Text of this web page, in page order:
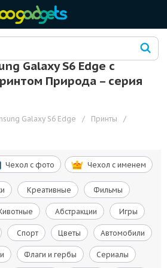
Galaxy S6 Edge с
Природа – cерия
Galaxy S6 Edge / Принты
/
Чехол c фото Чехол c именем
Креативные Фильмы
Абстракции Игры
Спорт Цветы Автомобили
Флаги и гербы Сериалы